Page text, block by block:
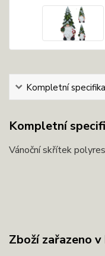
Kompletní
Kompletní
Vánoční skřítek
Zboží zařazeno